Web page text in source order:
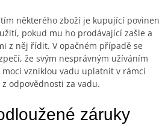
některého zboží je kupující povinen
pokud mu ho prodávající zašle a
z něj řídit. V opačném případě se
že svým nesprávným užíváním
vzniklou vadu uplatnit v rámci
odpovědnosti za vadu.
záruky